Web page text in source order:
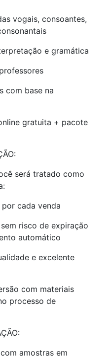
vogais, consoantes,
e gramática
com base na
gratuita + pacote
será tratado como
cada venda
risco de expiração
automático
e excelente
com materiais
processo de
amostras em